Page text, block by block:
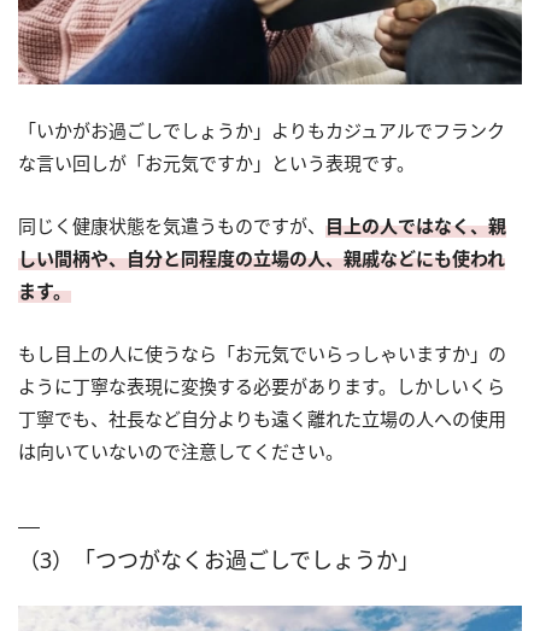
「いかがお過ごしでしょうか」よりもカジュアルでフランク
な言い回しが「お元気ですか」という表現です。
同じく健康状態を気遣うものですが、 目上の人ではなく、親
しい間柄や、自分と同程度の立場の人、親戚などにも使われ
ます。
もし目上の人に使うなら「お元気でいらっしゃいますか」の
ように丁寧な表現に変換する必要があります。しかしいくら
丁寧でも、社長など自分よりも遠く離れた立場の人への使用
は向いていないので注意してください。
（3）「つつがなくお過ごしでしょうか」